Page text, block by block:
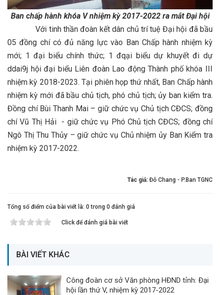
Ban chấp hành khóa V nhiệm kỳ 2017-2022 ra mắt Đại hội
Với tinh thần đoàn kết dân chủ trí tuệ Đại hội đã bầu
05 đồng chí có đủ năng lực vào Ban Chấp hành nhiệm kỳ
mới; 1 đại biểu chính thức; 1 đqại biểu dự khuyết đi dự
ddai9j hội đại biểu Liên đoàn Lao động Thành phố khóa III
nhiệm kỳ 2018-2023. Tại phiên họp thứ nhất, Ban Chấp hành
nhiệm kỳ mới đã bầu chủ tịch, phó chủ tịch; ủy ban kiểm tra.
Đồng chí Bùi Thanh Mai – giữ chức vụ Chủ tịch CĐCS; đồng
chí Vũ Thị Hải - giữ chức vụ Phó Chủ tịch CĐCS; đồng chí
Ngô Thị Thu Thủy – giữ chức vụ Chủ nhiệm ủy Ban Kiểm tra
nhiệm kỳ 2017-2022.
Tác giả: Đỗ Chang - P.Ban TGNC
Tổng số điểm của bài viết là: 0 trong 0 đánh giá
Click để đánh giá bài viết
BÀI VIẾT KHÁC
Công đoàn cơ sở Văn phòng HĐND tỉnh: Đại
hội lần thứ V, nhiệm kỳ 2017-2022